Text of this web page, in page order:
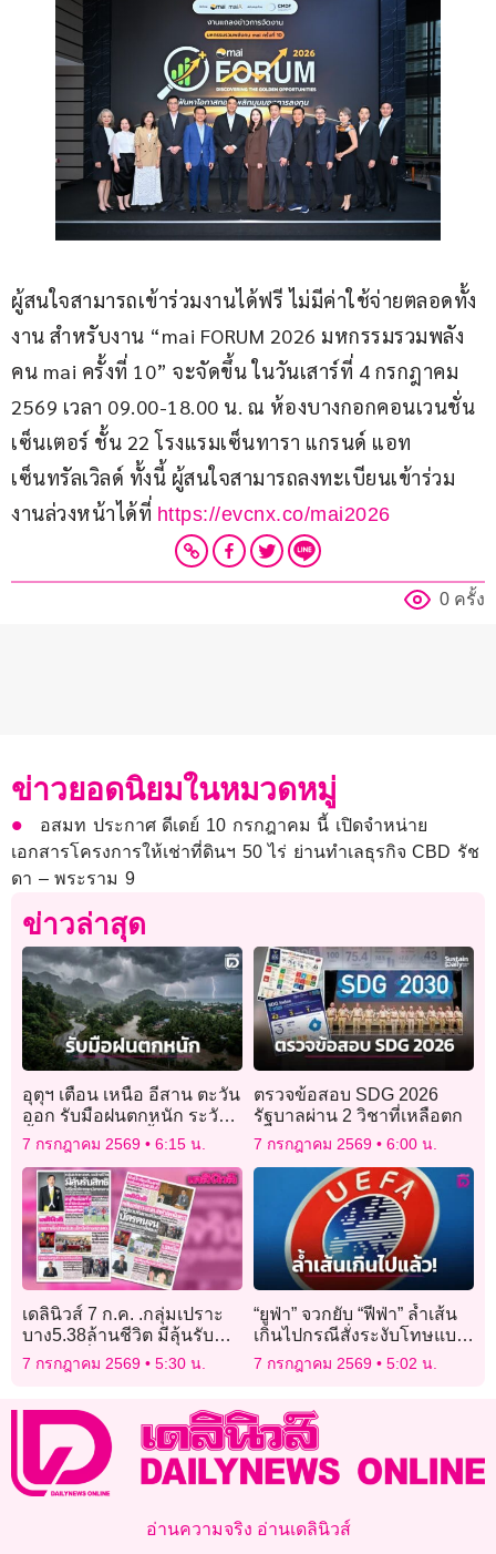
ผู้สนใจสามารถเข้าร่วมงานได้ฟรี ไม่มีค่าใช้จ่ายตลอดทั้ง
งาน สำหรับงาน “mai FORUM 2026 มหกรรมรวมพลัง
คน mai ครั้งที่ 10” จะจัดขึ้น ในวันเสาร์ที่ 4 กรกฎาคม
2569 เวลา 09.00-18.00 น. ณ ห้องบางกอกคอนเวนชั่น
เซ็นเตอร์ ชั้น 22 โรงแรมเซ็นทารา แกรนด์ แอท
เซ็นทรัลเวิลด์ ทั้งนี้ ผู้สนใจสามารถลงทะเบียนเข้าร่วม
งานล่วงหน้าได้ที่ https://evcnx.co/mai2026
0 ครั้ง
ข่าวยอดนิยมในหมวดหมู่
อสมท ประกาศ ดีเดย์ 10 กรกฎาคม นี้ เปิดจำหน่าย
เอกสารโครงการให้เช่าที่ดินฯ 50 ไร่ ย่านทำเลธุรกิจ CBD รัช
ดา – พระราม 9
ข่าวล่าสุด
อุตุฯ เตือน เหนือ อีสาน ตะวัน
ออก รับมือฝนตกหนัก ระวัง
น้ำท่วมฉับพลัน-น้ำป่าหลาก!
7 กรกฎาคม 2569 6:15 น.
ตรวจข้อสอบ SDG 2026
รัฐบาลผ่าน 2 วิชาที่เหลือตก
7 กรกฎาคม 2569 6:00 น.
เดลินิวส์ 7 ก.ค. .กลุ่มเปราะ
บาง5.38ล้านชีวิต มีลุ้นรับ
สิทธิ ใส่ชื่อรอพิจารณาบัตร
คนจน
7 กรกฎาคม 2569 5:30 น.
“ยูฟ่า” จวกยับ “ฟีฟ่า” ล้ำเส้น
เกินไปกรณีสั่งระงับโทษแบน
“บาโลกุน”
7 กรกฎาคม 2569 5:02 น.
อ่านความจริง อ่านเดลินิวส์